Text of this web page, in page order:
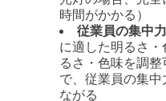
時間がかかる）
従業員の集中
に適した明るさ
るさ・色味を調
で、従業員の集
ながる